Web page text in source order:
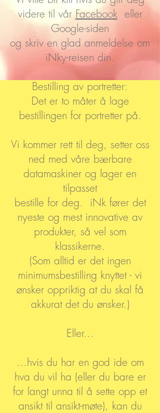
videre til vårFacebookeller
Google-siden
og skriv en glad anmeldelse om
iNky-reisen din.
Bestilling av portretter:
Det er to måter å lage
bestillingen for portretter på.
Vi kommer rett til deg, setter oss
ned med våre bærbare
datamaskiner og lager en
tilpasset
bestille for deg. iNk fører det
nyeste og mest innovative av
produkter, så vel som
klassikerne.
(Som alltid er det ingen
minimumsbestilling knyttet - vi
ønsker oppriktig at du skal få
akkurat det du ønsker.)
Eller...
...hvis du har en god ide om
hva du vil ha (eller du bare er
for langt unna til å sette opp et
ansikt til ansikt-møte), kan du